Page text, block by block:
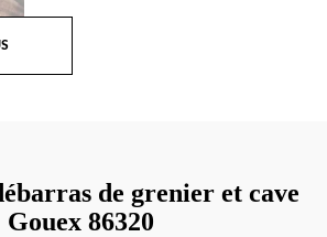
de grenier et cave
Gouex 86320